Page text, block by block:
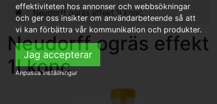
Neudorff ogräs effekt 1l konc.
Neudorff ogräs effekt
1l konc.
effektiviteten hos annonser och webbsökningar
och ger oss insikter om användarbeteende så att
vi kan förbättra vår kommunikation och produkter.
Jag accepterar
Anpassa inställningar